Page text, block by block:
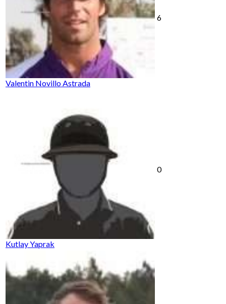
Valentin Novillo Astrada
6
Kutlay Yaprak
0